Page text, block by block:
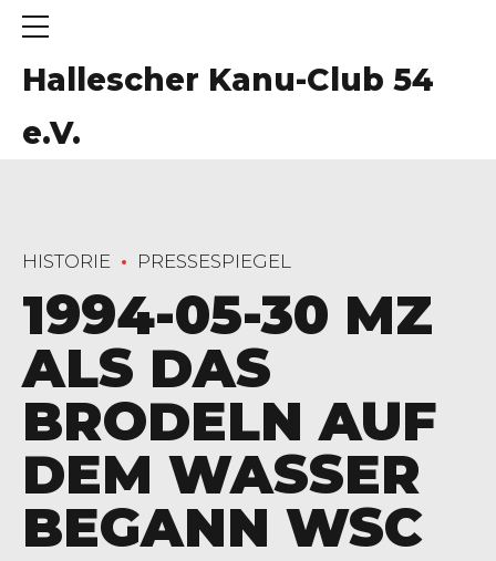
Hallescher Kanu-Club 54
e.V.
HISTORIE PRESSESPIEGEL
1994-05-30 MZ
ALS DAS
BRODELN AUF
DEM WASSER
BEGANN WSC